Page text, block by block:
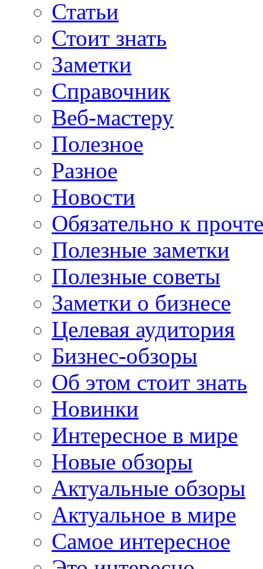
Статьи
Стоит знать
Заметки
Справочник
Веб-мастеру
Полезное
Разное
Новости
Обязательно к
Полезные заметки
Полезные советы
Заметки о бизнесе
Целевая аудитория
Бизнес-обзоры
Об этом стоит знать
Новинки
Интересное в мире
Новые обзоры
Актуальные обзоры
Актуальное в мире
Самое интересное